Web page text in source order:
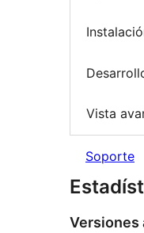
Vista
Soporte
Versiones